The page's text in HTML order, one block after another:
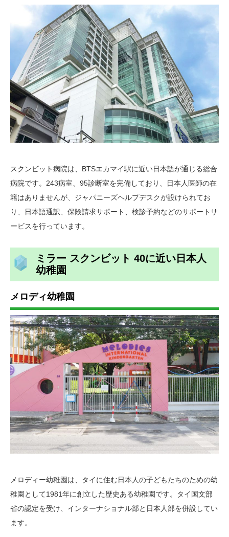
スクンビット病院は、BTSエカマイ駅に近い日本語が通じる総合
病院です。243病室、95診断室を完備しており、日本人医師の在
籍はありませんが、ジャパニーズヘルプデスクが設けられてお
り、日本語通訳、保険請求サポート、検診予約などのサポートサ
ービスを行っています。
ミラー スクンビット 40に近い日本人
幼稚園
メロディ幼稚園
メロディー幼稚園は、タイに住む日本人の子どもたちのための幼
稚園として1981年に創立した歴史ある幼稚園です。タイ国文部
省の認定を受け、インターナショナル部と日本人部を併設してい
ます。